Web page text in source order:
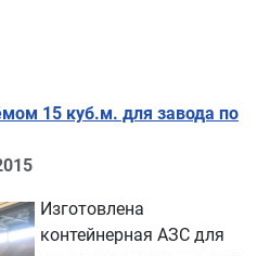
15 куб.м. для завода по
Изготовлена
контейнерная АЗС для